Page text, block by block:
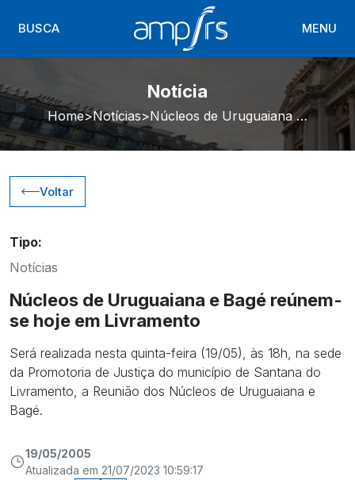
BUSCA MENU
Notícia
Home Notícias Núcleos de Uruguaiana e Bagé reúnem-se hoje em Livramento
Voltar
Tipo:
Notícias
Núcleos de Uruguaiana e Bagé reúnem-
se hoje em Livramento
Será realizada nesta quinta-feira (19/05), às 18h, na sede
da Promotoria de Justiça do município de Santana do
Livramento, a Reunião dos Núcleos de Uruguaiana e
Bagé.
19/05/2005
Atualizada em 21/07/2023 10:59:17